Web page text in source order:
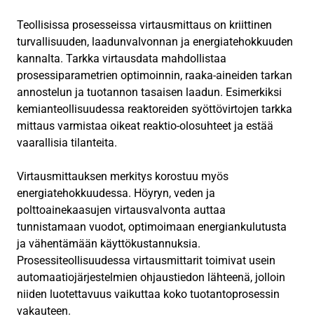
Teollisissa prosesseissa virtausmittaus on kriittinen
turvallisuuden, laadunvalvonnan ja energiatehokkuuden
kannalta. Tarkka virtausdata mahdollistaa
prosessiparametrien optimoinnin, raaka-aineiden tarkan
annostelun ja tuotannon tasaisen laadun. Esimerkiksi
kemianteollisuudessa reaktoreiden syöttövirtojen tarkka
mittaus varmistaa oikeat reaktio-olosuhteet ja estää
vaarallisia tilanteita.
Virtausmittauksen merkitys korostuu myös
energiatehokkuudessa. Höyryn, veden ja
polttoainekaasujen virtausvalvonta auttaa
tunnistamaan vuodot, optimoimaan energiankulutusta
ja vähentämään käyttökustannuksia.
Prosessiteollisuudessa virtausmittarit toimivat usein
automaatiojärjestelmien ohjaustiedon lähteenä, jolloin
niiden luotettavuus vaikuttaa koko tuotantoprosessin
vakauteen.